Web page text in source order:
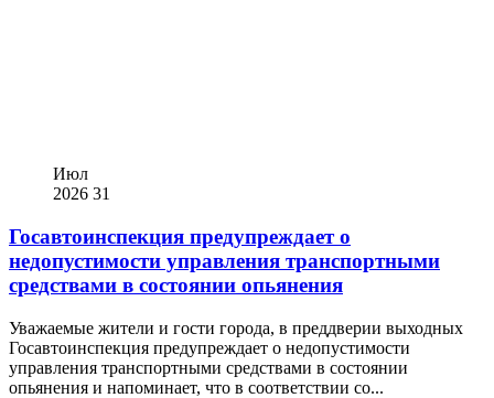
Июл
2026 31
Госавтоинспекция предупреждает о
недопустимости управления транспортными
средствами в состоянии опьянения
Уважаемые жители и гости города, в преддверии выходных
Госавтоинспекция предупреждает о недопустимости
управления транспортными средствами в состоянии
опьянения и напоминает, что в соответствии со...